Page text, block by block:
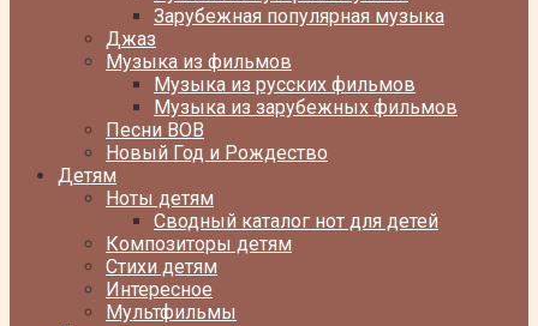
Зарубежная популярная музыка
Джаз
Музыка из фильмов
Музыка из русских фильмов
Музыка из зарубежных фильмов
Песни ВОВ
Новый Год и Рождество
Детям
Ноты детям
Сводный каталог нот для детей
Композиторы детям
Стихи детям
Интересное
Мультфильмы